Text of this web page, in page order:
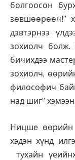
болгоосон
зөвшөөрөөч!”
дэвтэрнээ
зохиолч
бичихдээ
зохиолч,
философич
над шиг”
Ницше өөрийн
хэдэн хүнд
тухайн